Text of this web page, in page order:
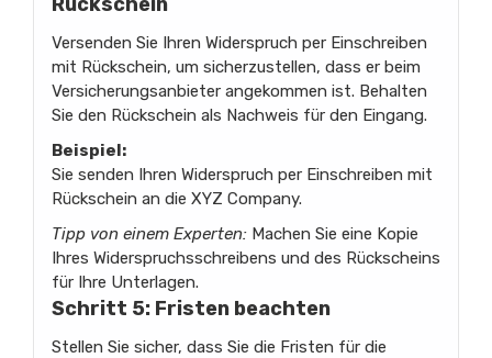
Versenden Sie Ihren Widerspruch per Einschreiben
mit Rückschein, um sicherzustellen, dass er beim
Versicherungsanbieter angekommen ist. Behalten
Sie den Rückschein als Nachweis für den Eingang.
Beispiel:
Sie senden Ihren Widerspruch per Einschreiben mit
Rückschein an die XYZ Company.
Tipp von einem Experten: Machen Sie eine Kopie
Ihres Widerspruchsschreibens und des Rückscheins
für Ihre Unterlagen.
Schritt 5: Fristen beachten
Stellen Sie sicher, dass Sie die Fristen für die